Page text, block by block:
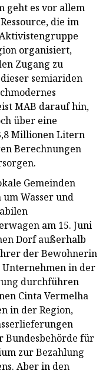
geht es vor allem
die im
organisiert,
Zugang zu
semiariden
MAB darauf hin,
über eine
Millionen Litern
Berechnungen
Gemeinden
Wasser und
am 15. Juni
Dorf außerhalb
der Bewohnerin
Unternehmen in der
durchführen
Cinta Vermelha
in der Region,
Bundesbehörde für
zur Bezahlung
Aber in den